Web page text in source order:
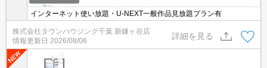
インターネット使い放題・U-NEXT一般作品見放題プラン有
株式会社タウンハウジング千葉 新鎌ヶ谷店
情報更新日 2026/08/06
詳細を見る